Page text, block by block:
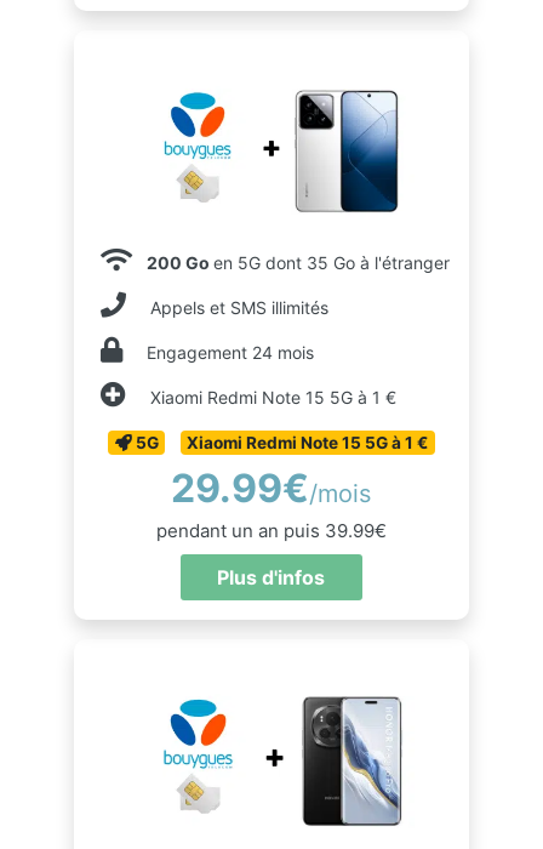
200 Go en 5G dont 35 Go à l'étranger
Appels et SMS illimités
Engagement 24 mois
Xiaomi Redmi Note 15 5G à 1 €
5G Xiaomi Redmi Note 15 5G à 1 €
29.99€/mois
pendant un an puis 39.99€
Plus d'infos